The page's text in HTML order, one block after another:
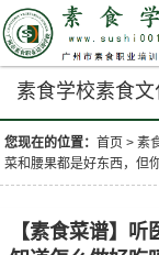
素食学校素食文
您现在的位置：首页 >素
菜和腰果都是好东西，但
【素食菜谱】